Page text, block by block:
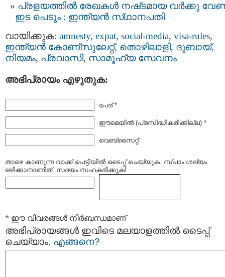
പ്രളയത്തില്‍ രേ​ഖ​ക​ൾ ന​ഷ്​​ട​മാ​യ വര്‍ക്കു
ഇ​ട​ പെ​ടും : ഇ​ന്ത്യ​ൻ സ്​​ഥാ​ന​പ​തി
വായിക്കുക: amnesty, expat, social-media, visa-rules,
ഇന്ത്യന്‍ കോണ്സുലേറ്റ്, തൊഴിലാളി, ദുബായ്‌,
നിയമം, പ്രവാസി, സാമൂഹ്യ സേവനം
അഭിപ്രായം എഴുതുക:
പേര് *
ഈമെയില്‍ (പ്രസിദ്ധീകരിക്കില്ല) *
വെബ്സൈറ്റ്
താഴെ കാണുന്ന വാക്ക് പെട്ടിയില്‍ ടൈപ്പ്‌ ചെയ്യുക. സ്പാം ശല്യം
ഒഴിക്കാനാണിത്. സദയം സഹകരിക്കുക!
* ഈ വിവരങ്ങള്‍ നിര്‍ബന്ധമാണ്
അഭിപ്രായങ്ങള്‍ ഇവിടെ മലയാളത്തില്‍ ടൈപ്പ്
ചെയ്യാം. എങ്ങനെ?